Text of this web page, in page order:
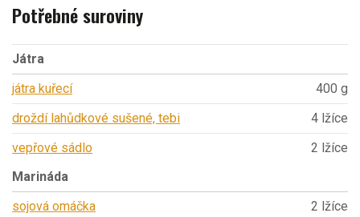
Potřebné suroviny
Játra
játra kuřecí
400 g
droždí lahůdkové sušené, tebi
4 lžíce
vepřové sádlo
2 lžíce
Marináda
sojová omáčka
2 lžíce